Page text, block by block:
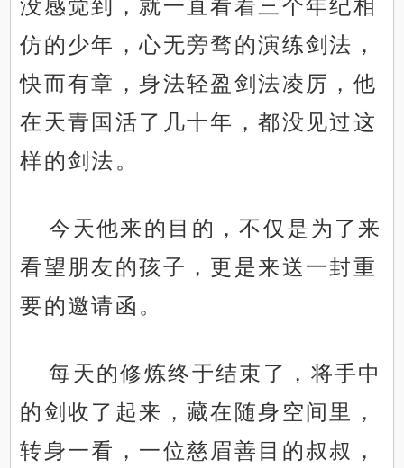
没感觉到，就一直看着三个年纪相
仿的少年，心无旁骛的演练剑法，
快而有章，身法轻盈剑法凌厉，他
在天青国活了几十年，都没见过这
样的剑法。
今天他来的目的，不仅是为了来
看望朋友的孩子，更是来送一封重
要的邀请函。
每天的修炼终于结束了，将手中
的剑收了起来，藏在随身空间里，
转身一看，一位慈眉善目的叔叔，